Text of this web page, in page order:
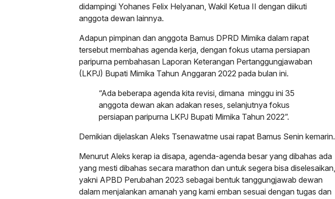
didampingi Yohanes Felix Helyanan, Wakil Ketua II dengan diikuti
anggota dewan lainnya.
Adapun pimpinan dan anggota Bamus DPRD Mimika dalam rapat
tersebut membahas agenda kerja, dengan fokus utama persiapan
paripurna pembahasan Laporan Keterangan Pertanggungjawaban
(LKPJ) Bupati Mimika Tahun Anggaran 2022 pada bulan ini.
“Ada beberapa agenda kita revisi, dimana minggu ini 35
anggota dewan akan adakan reses, selanjutnya fokus
persiapan paripurna LKPJ Bupati Mimika Tahun 2022”.
Demikian dijelaskan Aleks Tsenawatme usai rapat Bamus Senin kemarin.
Menurut Aleks kerap ia disapa, agenda-agenda besar yang dibahas ada
yang mesti dibahas secara marathon dan untuk segera bisa diselesaikan,
yakni APBD Perubahan 2023 sebagai bentuk tanggungjawab dewan
dalam menjalankan amanah yang kami emban sesuai dengan tugas dan